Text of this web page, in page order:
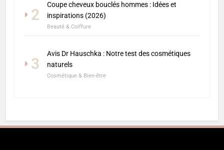
2
Coupe cheveux bouclés hommes : Idées et
inspirations (2026)
Beauté & Coiffure
3
Avis Dr Hauschka : Notre test des cosmétiques
naturels
Cosmétique & Bien-être